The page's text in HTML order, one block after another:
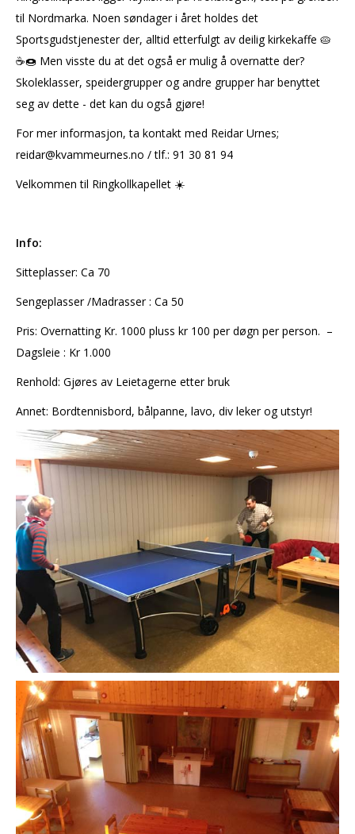
til Nordmarka. Noen søndager i året holdes det
Sportsgudstjenester der, alltid etterfulgt av deilig kirkekaffe 🥧
☕️🍩 Men visste du at det også er mulig å overnatte der?
Skoleklasser, speidergrupper og andre grupper har benyttet
seg av dette - det kan du også gjøre!
For mer informasjon, ta kontakt med Reidar Urnes;
reidar@kvammeurnes.no / tlf.: 91 30 81 94
Velkommen til Ringkollkapellet ☀️
Info:
Sitteplasser: Ca 70
Sengeplasser /Madrasser : Ca 50
Pris: Overnatting Kr. 1000 pluss kr 100 per døgn per person. –
Dagsleie : Kr 1.000
Renhold: Gjøres av Leietagerne etter bruk
Annet: Bordtennisbord, bålpanne, lavo, div leker og utstyr!